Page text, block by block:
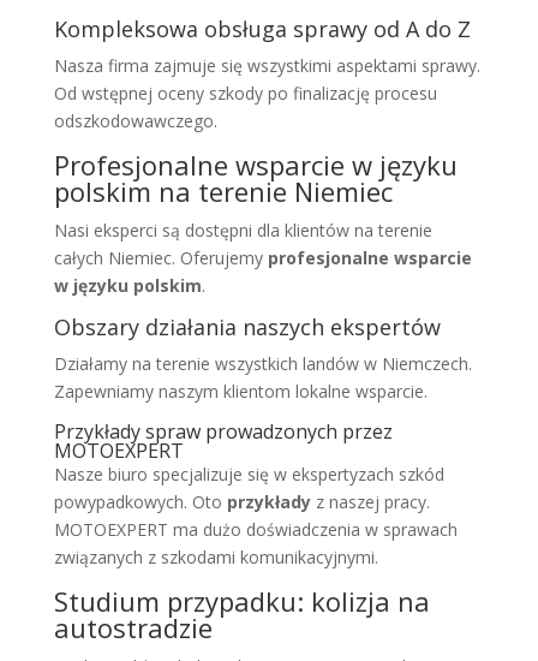
Kompleksowa obsługa sprawy od A do Z
Nasza firma zajmuje się wszystkimi aspektami sprawy.
Od wstępnej oceny szkody po finalizację procesu
odszkodowawczego.
Profesjonalne wsparcie w języku
polskim na terenie Niemiec
Nasi eksperci są dostępni dla klientów na terenie
całych Niemiec. Oferujemy profesjonalne wsparcie
w języku polskim.
Obszary działania naszych ekspertów
Działamy na terenie wszystkich landów w Niemczech.
Zapewniamy naszym klientom lokalne wsparcie.
Przykłady spraw prowadzonych przez
MOTOEXPERT
Nasze biuro specjalizuje się w ekspertyzach szkód
powypadkowych. Oto przykładyz naszej pracy.
MOTOEXPERT ma dużo doświadczenia w sprawach
związanych z szkodami komunikacyjnymi.
Studium przypadku: kolizja na
autostradzie